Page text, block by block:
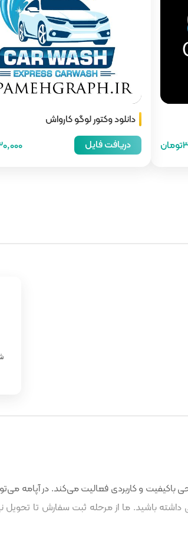
دانلود وکتور لوگو کارواش
دریافت فایل
و کاربردی فعالیت می‌کند. در آپامه
باشید. ما از مرحله ثبت سفارش تا تحویل